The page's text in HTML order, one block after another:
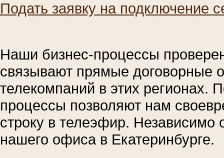
Подать заявку на подключение
Наши бизнес-процессы
связывают прямые договорные
телекомпаний в этих регионах.
процессы позволяют нам
строку в телеэфир. Независимо
нашего офиса в Екатеринбурге.